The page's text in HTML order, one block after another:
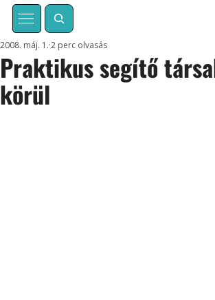
Praktikus segítő
körül
2008. máj. 1. 2 perc olvasás